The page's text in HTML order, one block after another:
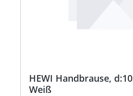
HEWI Handbrause,
Weiß